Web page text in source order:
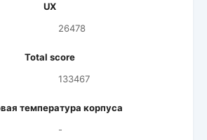
UX
26478
Total score
133467
температура корпуса
-